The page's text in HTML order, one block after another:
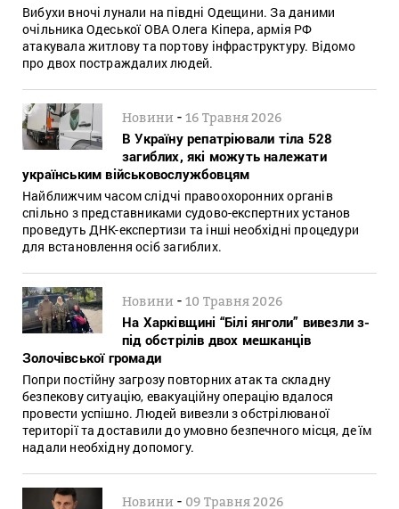
Вибухи вночі лунали на півдні Одещини. За даними
очільника Одеської ОВА Олега Кіпера, армія РФ
атакувала житлову та портову інфраструктуру. Відомо
про двох постраждалих людей.
Новини -16 Травня 2026
В Україну репатріювали тіла 528
загиблих, які можуть належати
українським військовослужбовцям
Найближчим часом слідчі правоохоронних органів
спільно з представниками судово-експертних установ
проведуть ДНК-експертизи та інші необхідні процедури
для встановлення осіб загиблих.
Новини -10 Травня 2026
На Харківщині “Білі янголи” вивезли з-
під обстрілів двох мешканців
Золочівської громади
Попри постійну загрозу повторних атак та складну
безпекову ситуацію, евакуаційну операцію вдалося
провести успішно. Людей вивезли з обстрілюваної
території та доставили до умовно безпечного місця, де їм
надали необхідну допомогу.
Новини - 09 Травня 2026